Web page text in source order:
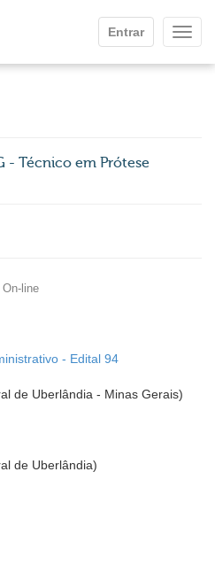
Entrar
- Técnico em Prótese
line
- Edital 94
de Uberlândia - Minas Gerais)
de Uberlândia)